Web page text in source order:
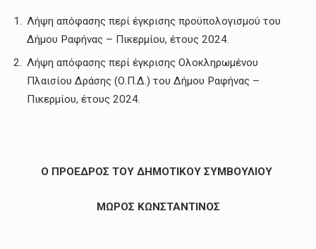
Λήψη απόφασης περί έγκρισης προϋπολογισμού του
Δήμου Ραφήνας – Πικερμίου, έτους 2024.
Λήψη απόφασης περί έγκρισης Ολοκληρωμένου
Πλαισίου Δράσης (Ο.Π.Δ.) του Δήμου Ραφήνας –
Πικερμίου, έτους 2024.
Ο ΠΡΟΕΔΡΟΣ ΤΟΥ ΔΗΜΟΤΙΚΟΥ ΣΥΜΒΟΥΛΙΟΥ
ΜΩΡΟΣ ΚΩΝΣΤΑΝΤΙΝΟΣ